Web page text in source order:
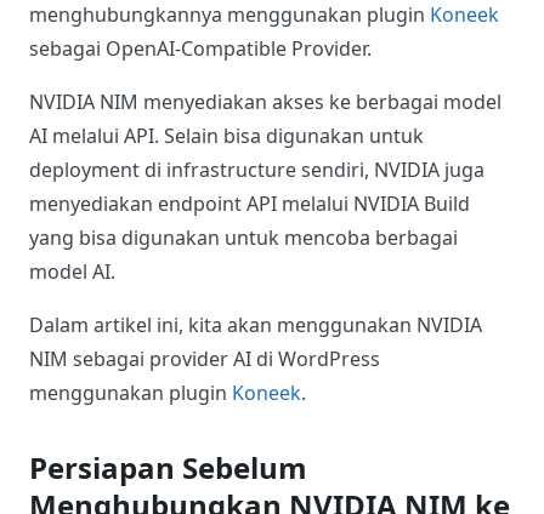
menghubungkannya menggunakan plugin Koneek
sebagai OpenAI-Compatible Provider.
NVIDIA NIM menyediakan akses ke berbagai model
AI melalui API. Selain bisa digunakan untuk
deployment di infrastructure sendiri, NVIDIA juga
menyediakan endpoint API melalui NVIDIA Build
yang bisa digunakan untuk mencoba berbagai
model AI.
Dalam artikel ini, kita akan menggunakan NVIDIA
NIM sebagai provider AI di WordPress
menggunakan plugin Koneek.
Persiapan Sebelum
Menghubungkan NVIDIA NIM ke